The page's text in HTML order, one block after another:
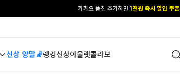
카카오 플친 추가하면 1천원 즉시 할인 쿠폰
신상 양말🧦랭킹신상아울렛콜라보